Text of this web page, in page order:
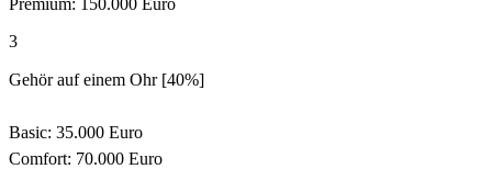
3
Gehör auf einem Ohr [40%]
Basic: 35.000 Euro
Comfort: 70.000 Euro